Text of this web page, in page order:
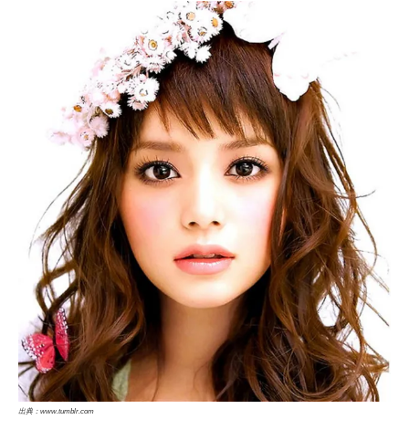
出典：www.tumblr.com